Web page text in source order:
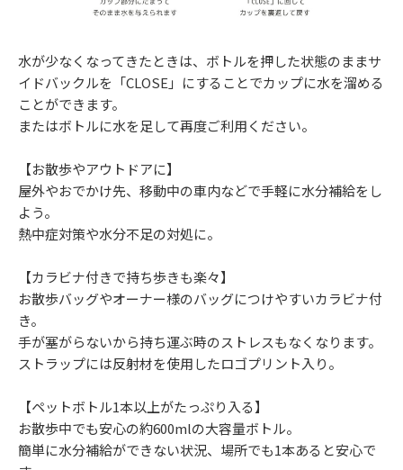
水が少なくなってきたときは、ボトルを押した状態のままサ
イドバックルを「CLOSE」にすることでカップに水を溜める
ことができます。
またはボトルに水を足して再度ご利用ください。
【お散歩やアウトドアに】
屋外やおでかけ先、移動中の車内などで手軽に水分補給をし
よう。
熱中症対策や水分不足の対処に。
【カラビナ付きで持ち歩きも楽々】
お散歩バッグやオーナー様のバッグにつけやすいカラビナ付
き。
手が塞がらないから持ち運ぶ時のストレスもなくなります。
ストラップには反射材を使用したロゴプリント入り。
【ペットボトル1本以上がたっぷり入る】
お散歩中でも安心の約600mlの大容量ボトル。
簡単に水分補給ができない状況、場所でも1本あると安心で